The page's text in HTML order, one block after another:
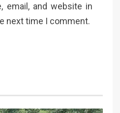
email, and website in
next time I comment.